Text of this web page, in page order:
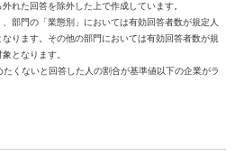
れた回答を除外した上で作成しています。
部門の「業態別」においては有効回答者数が規定人
ります。その他の部門においては有効回答者数が規
となります。
くないと回答した人の割合が基準値以下の企業がラ